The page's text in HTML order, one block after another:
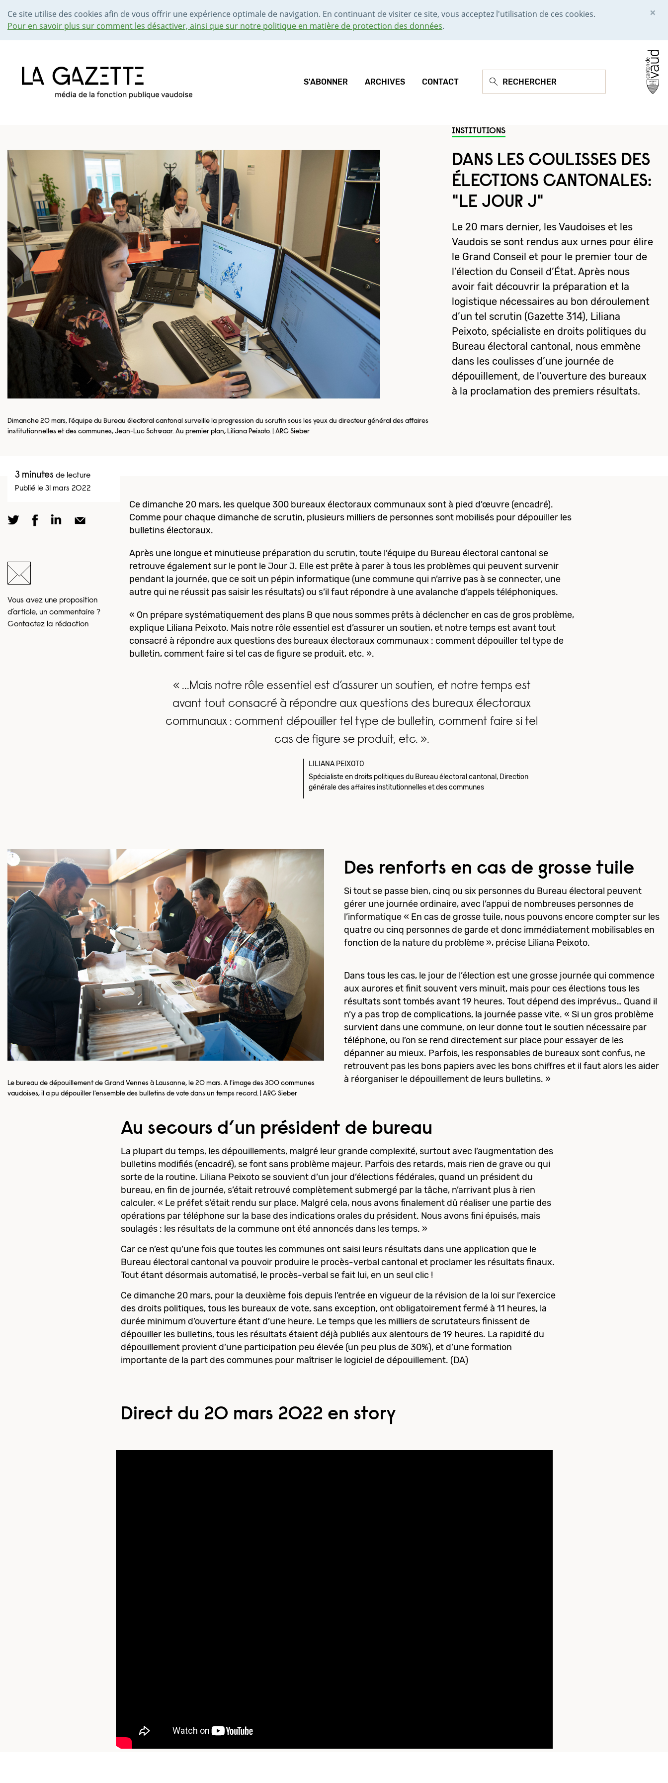
Ce site utilise des cookies afin de vous offrir une expérience optimale de navigation. En continuant de visiter ce site, vous acceptez l'utilisation de ces cookies.
Pour en savoir plus sur comment les désactiver, ainsi que sur notre politique en matière de protection des données.
×
S'ABONNER ARCHIVES CONTACT
INSTITUTIONS
DANS LES COULISSES DES
ÉLECTIONS CANTONALES:
"LE JOUR J"
Le 20 mars dernier, les Vaudoises et les
Vaudois se sont rendus aux urnes pour élire
le Grand Conseil et pour le premier tour de
l’élection du Conseil d’État. Après nous
avoir fait découvrir la préparation et la
logistique nécessaires au bon déroulement
d’un tel scrutin (Gazette 314), Liliana
Peixoto, spécialiste en droits politiques du
Bureau électoral cantonal, nous emmène
dans les coulisses d’une journée de
dépouillement, de l’ouverture des bureaux
à la proclamation des premiers résultats.
Dimanche 20 mars, l'équipe du Bureau électoral cantonal surveille la progression du scrutin sous les yeux du directeur général des affaires
institutionnelles et des communes, Jean-Luc Schwaar. Au premier plan, Liliana Peixoto. | ARC Sieber
3 minutes de lecture
Publié le 31 mars 2022
Vous avez une proposition
d’article, un commentaire ?
Contactez la rédaction
Ce dimanche 20 mars, les quelque 300 bureaux électoraux communaux sont à pied d’œuvre (encadré).
Comme pour chaque dimanche de scrutin, plusieurs milliers de personnes sont mobilisés pour dépouiller les
bulletins électoraux.
Après une longue et minutieuse préparation du scrutin, toute l’équipe du Bureau électoral cantonal se
retrouve également sur le pont le Jour J. Elle est prête à parer à tous les problèmes qui peuvent survenir
pendant la journée, que ce soit un pépin informatique (une commune qui n’arrive pas à se connecter, une
autre qui ne réussit pas saisir les résultats) ou s’il faut répondre à une avalanche d’appels téléphoniques.
« On prépare systématiquement des plans B que nous sommes prêts à déclencher en cas de gros problème,
explique Liliana Peixoto. Mais notre rôle essentiel est d’assurer un soutien, et notre temps est avant tout
consacré à répondre aux questions des bureaux électoraux communaux : comment dépouiller tel type de
bulletin, comment faire si tel cas de figure se produit, etc. ».
« ...Mais notre rôle essentiel est d’assurer un soutien, et notre temps est
avant tout consacré à répondre aux questions des bureaux électoraux
communaux : comment dépouiller tel type de bulletin, comment faire si tel
cas de figure se produit, etc. ».
LILIANA PEIXOTO
Spécialiste en droits politiques du Bureau électoral cantonal, Direction
générale des affaires institutionnelles et des communes
Le bureau de dépouillement de Grand Vennes à Lausanne, le 20 mars. A l'image des 300 communes
vaudoises, il a pu dépouiller l'ensemble des bulletins de vote dans un temps record. | ARC Sieber
Des renforts en cas de grosse tuile
Si tout se passe bien, cinq ou six personnes du Bureau électoral peuvent
gérer une journée ordinaire, avec l’appui de nombreuses personnes de
l’informatique « En cas de grosse tuile, nous pouvons encore compter sur les
quatre ou cinq personnes de garde et donc immédiatement mobilisables en
fonction de la nature du problème », précise Liliana Peixoto.
Dans tous les cas, le jour de l’élection est une grosse journée qui commence
aux aurores et finit souvent vers minuit, mais pour ces élections tous les
résultats sont tombés avant 19 heures. Tout dépend des imprévus… Quand il
n’y a pas trop de complications, la journée passe vite. « Si un gros problème
survient dans une commune, on leur donne tout le soutien nécessaire par
téléphone, ou l’on se rend directement sur place pour essayer de les
dépanner au mieux. Parfois, les responsables de bureaux sont confus, ne
retrouvent pas les bons papiers avec les bons chiffres et il faut alors les aider
à réorganiser le dépouillement de leurs bulletins. »
Au secours d’un président de bureau
La plupart du temps, les dépouillements, malgré leur grande complexité, surtout avec l’augmentation des
bulletins modifiés (encadré), se font sans problème majeur. Parfois des retards, mais rien de grave ou qui
sorte de la routine. Liliana Peixoto se souvient d’un jour d’élections fédérales, quand un président du
bureau, en fin de journée, s’était retrouvé complètement submergé par la tâche, n’arrivant plus à rien
calculer. « Le préfet s’était rendu sur place. Malgré cela, nous avons finalement dû réaliser une partie des
opérations par téléphone sur la base des indications orales du président. Nous avons fini épuisés, mais
soulagés : les résultats de la commune ont été annoncés dans les temps. »
Car ce n’est qu’une fois que toutes les communes ont saisi leurs résultats dans une application que le
Bureau électoral cantonal va pouvoir produire le procès-verbal cantonal et proclamer les résultats finaux.
Tout étant désormais automatisé, le procès-verbal se fait lui, en un seul clic !
Ce dimanche 20 mars, pour la deuxième fois depuis l’entrée en vigueur de la révision de la loi sur l’exercice
des droits politiques, tous les bureaux de vote, sans exception, ont obligatoirement fermé à 11 heures, la
durée minimum d’ouverture étant d’une heure. Le temps que les milliers de scrutateurs finissent de
dépouiller les bulletins, tous les résultats étaient déjà publiés aux alentours de 19 heures. La rapidité du
dépouillement provient d’une participation peu élevée (un peu plus de 30%), et d’une formation
importante de la part des communes pour maîtriser le logiciel de dépouillement. (DA)
Direct du 20 mars 2022 en story